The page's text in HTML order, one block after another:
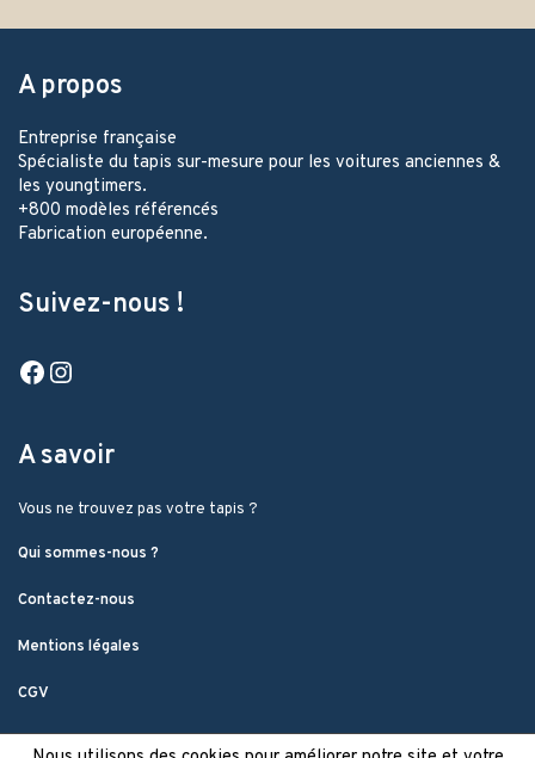
A propos
Entreprise française
Spécialiste du tapis sur-mesure pour les voitures anciennes &
les youngtimers.
+800 modèles référencés
Fabrication européenne.
Suivez-nous !
Facebook
A savoir
Vous ne trouvez pas votre tapis ?
Qui sommes-nous ?
Contactez-nous
Mentions légales
CGV